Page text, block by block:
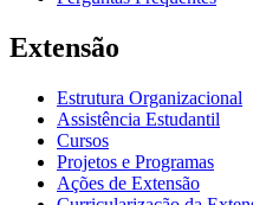
Extensão
Estrutura Organizacional
Assistência Estudantil
Cursos
Projetos e Programas
Ações de Extensão